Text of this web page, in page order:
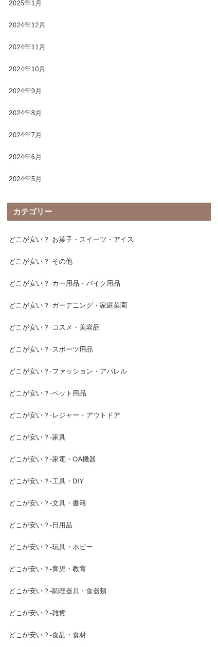
2025年1月
2024年12月
2024年11月
2024年10月
2024年9月
2024年8月
2024年7月
2024年6月
2024年5月
カテゴリー
どこが安い？-お菓子・スイーツ・アイス
どこが安い？-その他
どこが安い？-カー用品・バイク用品
どこが安い？-ガーデニング・家庭菜園
どこが安い？-コスメ・美容品
どこが安い？-スポーツ用品
どこが安い？-ファッション・アパレル
どこが安い？-ペット用品
どこが安い？-レジャー・アウトドア
どこが安い？-家具
どこが安い？-家電・OA機器
どこが安い？-工具・DIY
どこが安い？-文具・書籍
どこが安い？-日用品
どこが安い？-玩具・ホビー
どこが安い？-育児・教育
どこが安い？-調理器具・食器類
どこが安い？-雑貨
どこが安い？-食品・食材